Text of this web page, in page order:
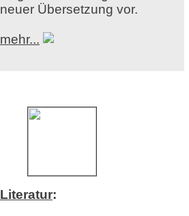
neuer Übersetzung vor.
mehr...
Literatur: